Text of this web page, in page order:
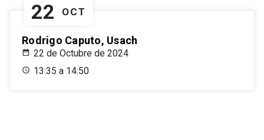
22 OCT
Rodrigo Caputo, Usach
22 de Octubre de 2024
13:35 a 14:50